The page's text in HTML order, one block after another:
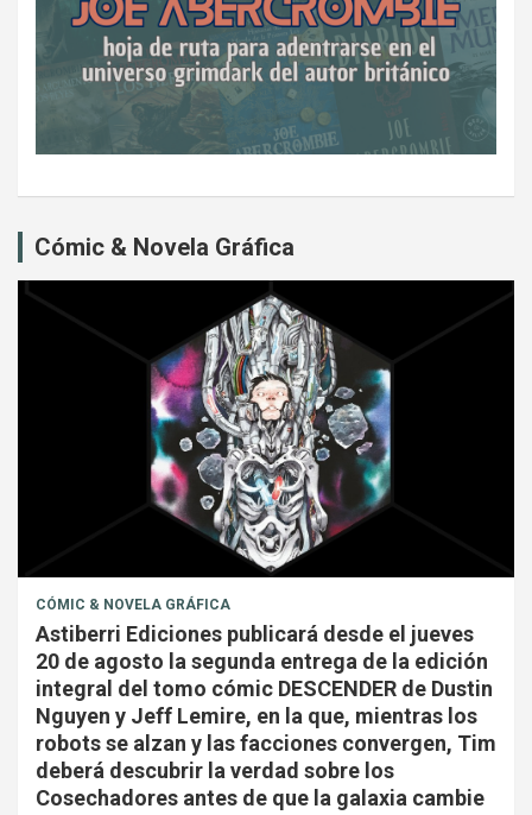
Cómic & Novela Gráfica
CÓMIC & NOVELA GRÁFICA
Astiberri Ediciones publicará desde el jueves
20 de agosto la segunda entrega de la edición
integral del tomo cómic DESCENDER de Dustin
Nguyen y Jeff Lemire, en la que, mientras los
robots se alzan y las facciones convergen, Tim
deberá descubrir la verdad sobre los
Cosechadores antes de que la galaxia cambie